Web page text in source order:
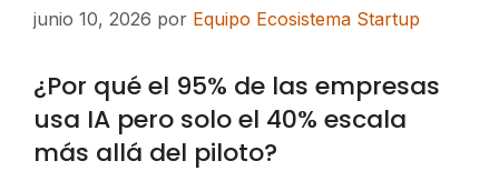
junio 10, 2026 por Equipo Ecosistema Startup
¿Por qué el 95% de las empresas
usa IA pero solo el 40% escala
más allá del piloto?